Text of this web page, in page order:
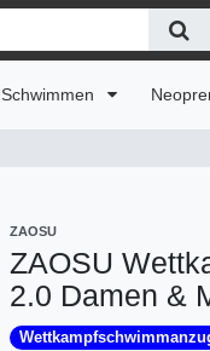
Schwimmen
ZAOSU
ZAOSU
2.0 Damen &